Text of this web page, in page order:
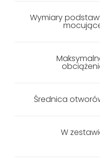
Wymiary
Średnica
W